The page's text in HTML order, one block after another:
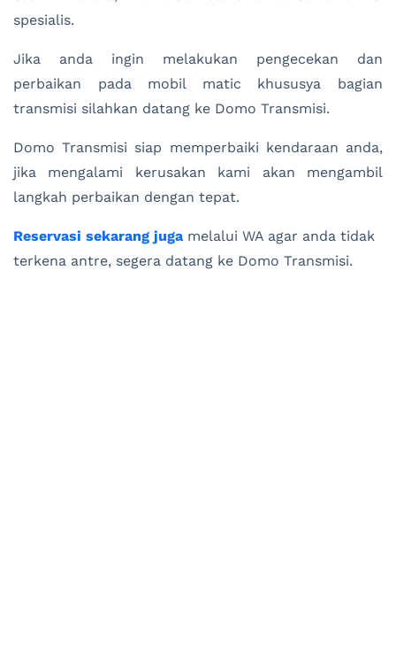
spesialis.
Jika anda ingin melakukan pengecekan dan
perbaikan pada mobil matic khususya bagian
transmisi silahkan datang ke Domo Transmisi.
Domo Transmisi siap memperbaiki kendaraan anda,
jika mengalami kerusakan kami akan mengambil
langkah perbaikan dengan tepat.
Reservasi sekarang juga melalui WA agar anda tidak
terkena antre, segera datang ke Domo Transmisi.